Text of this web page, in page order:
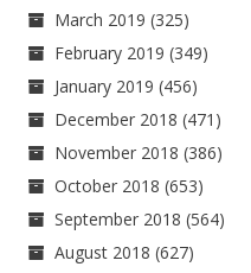
March 2019 (325)
February 2019 (349)
January 2019 (456)
December 2018 (471)
November 2018 (386)
October 2018 (653)
September 2018 (564)
August 2018 (627)